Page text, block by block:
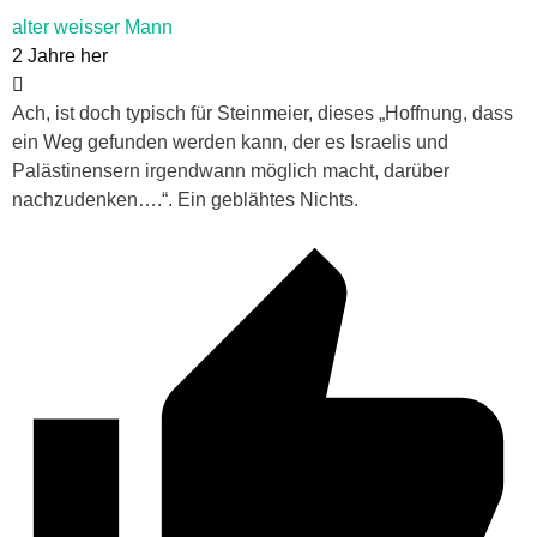
alter weisser Mann
2 Jahre her
Ach, ist doch typisch für Steinmeier, dieses „Hoffnung, dass
ein Weg gefunden werden kann, der es Israelis und
Palästinensern irgendwann möglich macht, darüber
nachzudenken….“. Ein geblähtes Nichts.